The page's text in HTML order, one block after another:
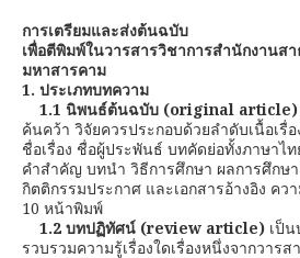
การเตรียมและส่งต้นฉบับ
เพื่อตีพิมพ์ในวารสารวิชาการสำนักงานส
มหาสารคาม
1. ประเภทบทความ
1.1 นิพนธ์ต้นฉบับ (original article)
ค้นคว้า วิจัยควรประกอบด้วยลำดับเนื้อเรื่
ชื่อเรื่อง ชื่อผู้ประพันธ์ บทคัดย่อทั้งภาษาไ
คำสำคัญ บทนำ วิธีการศึกษา ผลการศึกษ
กิตติกรรมประกาศ และเอกสารอ้างอิง คว
10 หน้าพิมพ์
1.2 บทปฏิทัศน์ (review article) เป็
รวบรวมความรู้เรื่องใดเรื่องหนึ่งจากวาร